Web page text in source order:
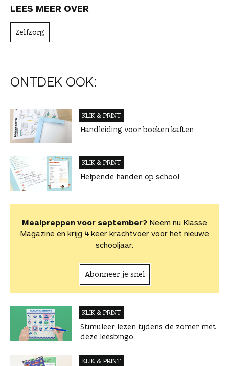
LEES MEER OVER
Zelfzorg
ONTDEK OOK:
KLIK & PRINT
Handleiding voor boeken kaften
KLIK & PRINT
Helpende handen op school
Mealpreppen voor september? Neem nu Klasse
Magazine en krijg 4 keer krachtvoer voor het nieuwe
schooljaar.
Abonneer je snel
KLIK & PRINT
Stimuleer lezen tijdens de zomer met
deze leesbingo
KLIK & PRINT